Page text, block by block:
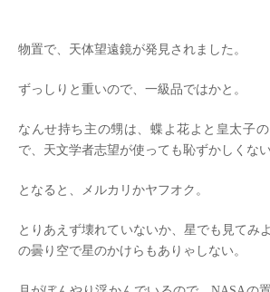
物置で、天体望遠鏡が発見されました。
ずっしりと重いので、一級品ではかと。
なんせ持ち主の甥は、蝶よ花よと皇太子
で、天文学者志望が使っても恥ずかしくない
となると、メルカリかヤフオク。
とりあえず壊れていないか、星でも見てみ
の曇り空で星のかけらもありゃしない。